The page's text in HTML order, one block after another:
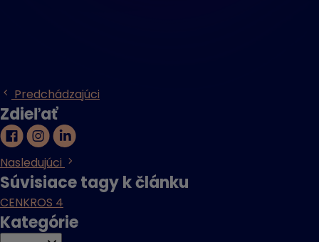
Predchádzajúci
Zdieľať
Nasledujúci
Súvisiace tagy k článku
CENKROS 4
Kategórie